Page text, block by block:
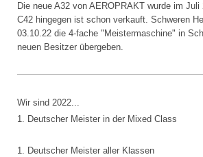
Die neue A32 von AEROPRAKT wurde im
C42 hingegen ist schon verkauft. Schweren
03.10.22 die 4-fache "Meistermaschine" in
neuen Besitzer übergeben.
Wir sind 2022...
1. Deutscher Meister in der Mixed Class
1. Deutscher Meister aller Klassen